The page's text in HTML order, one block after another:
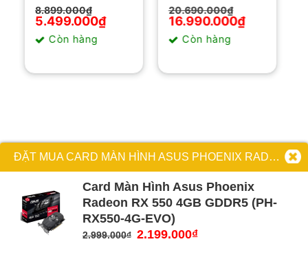
8.899.000₫
Giá
gốc
là:
8.899.000₫.
5.499.000₫
Giá
hiện
tại
là: Còn hàng
20.690.000₫
Giá
gốc
là:
20.690.000₫.
16.990.000₫
Giá
hiện
tại
là: Còn hàng
ĐẶT MUA CARD MÀN HÌNH ASUS PHOENIX RADEON RX 550 4GB GDDR5 (PH-RX550-4G-EVO)
Card Màn Hình Asus Phoenix
Radeon RX 550 4GB GDDR5 (PH-
RX550-4G-EVO)
2.999.000₫ Giá
2.199.000₫Giá